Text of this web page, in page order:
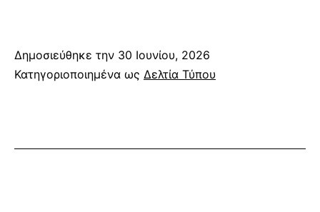
Δημοσιεύθηκε την 30 Ιουνίου, 2026
Κατηγοριοποιημένα ως Δελτία Τύπου